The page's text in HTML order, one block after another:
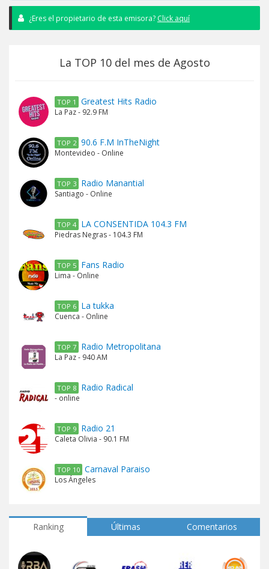
¿Eres el propietario de esta emisora? Click aquí
La TOP 10 del mes de Agosto
TOP 1 Greatest Hits Radio
La Paz - 92.9 FM
TOP 2 90.6 F.M InTheNight
Montevideo - Online
TOP 3 Radio Manantial
Santiago - Online
TOP 4 LA CONSENTIDA 104.3 FM
Piedras Negras - 104.3 FM
TOP 5 Fans Radio
Lima - Online
TOP 6 La tukka
Cuenca - Online
TOP 7 Radio Metropolitana
La Paz - 940 AM
TOP 8 Radio Radical
- online
TOP 9 Radio 21
Caleta Olivia - 90.1 FM
TOP 10 Carnaval Paraiso
Los Ángeles
Ranking Últimas Comentarios